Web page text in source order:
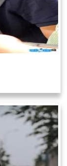
Bình ở Trung
và đổi tên thành
bỏ phiếu ký kết
Nevada đã hợp
đầu tiên được
thành phố thống
Croat nắm
nắm giữ.